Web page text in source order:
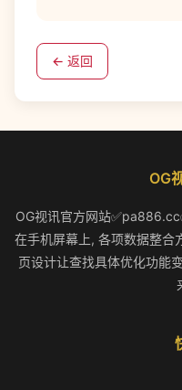
← 返回
OG
OG视讯官方网站
在手机屏幕上, 各项数据整合
页设计让查找具体优化功能